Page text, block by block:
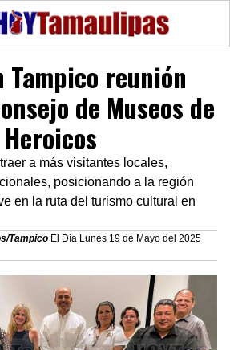
Tampico reunión
de Museos de
a más visitantes locales,
posicionando a la región
en la ruta del turismo cultural en
Tampico El Día Lunes 19 de Mayo del 2025